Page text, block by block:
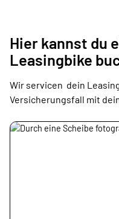
Hier kannst du
Leasingbike
Wir servicen dein
Versicherungsfall mit